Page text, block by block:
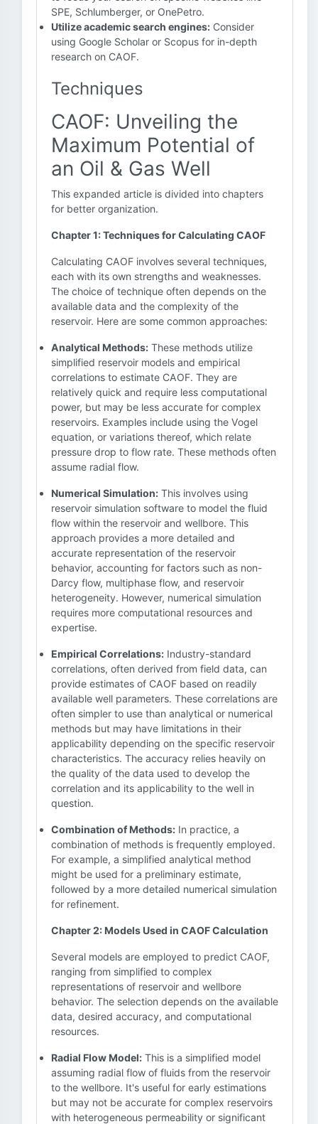
SPE, Schlumberger, or OnePetro.
Utilize academic search engines: Consider
using Google Scholar or Scopus for in-depth
research on CAOF.
Techniques
CAOF: Unveiling the
Maximum Potential of
an Oil & Gas Well
This expanded article is divided into chapters
for better organization.
Chapter 1: Techniques for Calculating CAOF
Calculating CAOF involves several techniques,
each with its own strengths and weaknesses.
The choice of technique often depends on the
available data and the complexity of the
reservoir. Here are some common approaches:
Analytical Methods: These methods utilize
simplified reservoir models and empirical
correlations to estimate CAOF. They are
relatively quick and require less computational
power, but may be less accurate for complex
reservoirs. Examples include using the Vogel
equation, or variations thereof, which relate
pressure drop to flow rate. These methods often
assume radial flow.
Numerical Simulation: This involves using
reservoir simulation software to model the fluid
flow within the reservoir and wellbore. This
approach provides a more detailed and
accurate representation of the reservoir
behavior, accounting for factors such as non-
Darcy flow, multiphase flow, and reservoir
heterogeneity. However, numerical simulation
requires more computational resources and
expertise.
Empirical Correlations: Industry-standard
correlations, often derived from field data, can
provide estimates of CAOF based on readily
available well parameters. These correlations are
often simpler to use than analytical or numerical
methods but may have limitations in their
applicability depending on the specific reservoir
characteristics. The accuracy relies heavily on
the quality of the data used to develop the
correlation and its applicability to the well in
question.
Combination of Methods: In practice, a
combination of methods is frequently employed.
For example, a simplified analytical method
might be used for a preliminary estimate,
followed by a more detailed numerical simulation
for refinement.
Chapter 2: Models Used in CAOF Calculation
Several models are employed to predict CAOF,
ranging from simplified to complex
representations of reservoir and wellbore
behavior. The selection depends on the available
data, desired accuracy, and computational
resources.
Radial Flow Model: This is a simplified model
assuming radial flow of fluids from the reservoir
to the wellbore. It's useful for early estimations
but may not be accurate for complex reservoirs
with heterogeneous permeability or significant